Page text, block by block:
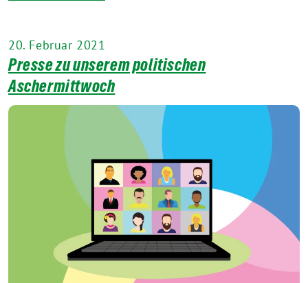
20. Februar 2021
Presse zu unserem politischen
Aschermittwoch